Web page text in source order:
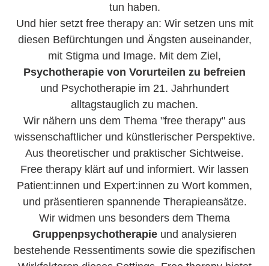
tun haben.
Und hier setzt free therapy an: Wir setzen uns mit
diesen Befürchtungen und Ängsten auseinander,
mit Stigma und Image. Mit dem Ziel,
Psychotherapie von Vorurteilen zu befreien
und Psychotherapie im 21. Jahrhundert
alltagstauglich zu machen.
Wir nähern uns dem Thema "free therapy" aus
wissenschaftlicher und künstlerischer Perspektive.
Aus theoretischer und praktischer Sichtweise.
Free therapy klärt auf und informiert. Wir lassen
Patient:innen und Expert:innen zu Wort kommen,
und präsentieren spannende Therapieansätze.
Wir widmen uns besonders dem Thema
Gruppenpsychotherapie und analysieren
bestehende Ressentiments sowie die spezifischen